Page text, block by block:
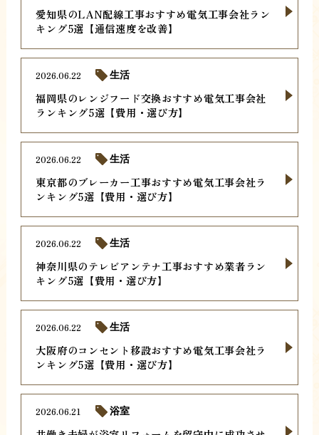
愛知県のLAN配線工事おすすめ電気工事会社ラン
キング5選【通信速度を改善】
福岡県のレンジフード交換おすすめ電気工事会社
ランキング5選【費用・選び方】
2026.06.22 生活
東京都のブレーカー工事おすすめ電気工事会社ラ
ンキング5選【費用・選び方】
2026.06.22 生活
神奈川県のテレビアンテナ工事おすすめ業者ラン
キング5選【費用・選び方】
2026.06.22 生活
大阪府のコンセント移設おすすめ電気工事会社ラ
ンキング5選【費用・選び方】
2026.06.22 生活
2026.06.21 浴室